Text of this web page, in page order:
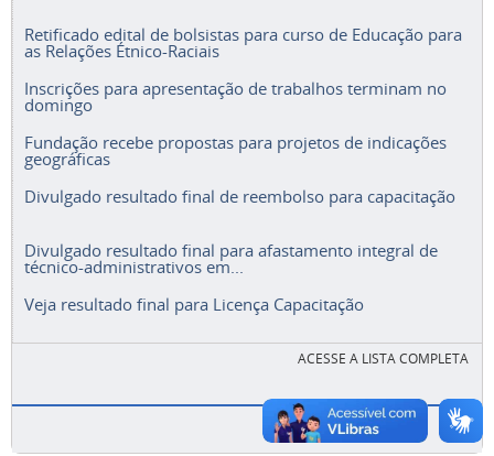
Retificado edital de bolsistas para curso de Educação para
as Relações Étnico-Raciais
Inscrições para apresentação de trabalhos terminam no
domingo
Fundação recebe propostas para projetos de indicações
geográficas
Divulgado resultado final de reembolso para capacitação
Divulgado resultado final para afastamento integral de
técnico-administrativos em...
Veja resultado final para Licença Capacitação
ACESSE A LISTA COMPLETA